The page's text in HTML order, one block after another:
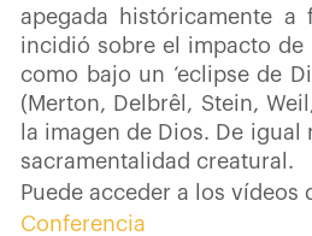
apegada históricamente a
incidió sobre el impacto de
como bajo un ‘eclipse de
(Merton, Delbrêl, Stein,
la imagen de Dios. De
sacramentalidad creatural.
Puede acceder a los
Conferencia